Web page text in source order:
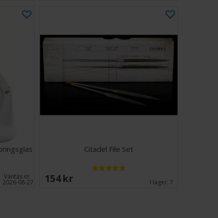
Väntas in:
2026-08-27
Citadel File Set
154 SEK I lager:7